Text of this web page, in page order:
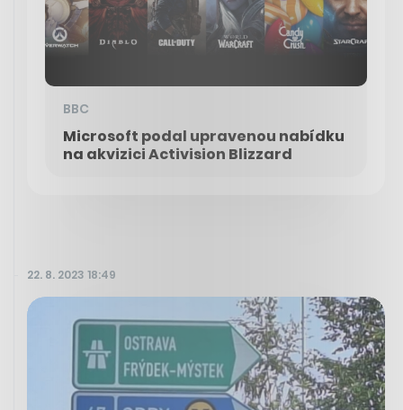
BBC
Microsoft podal upravenou nabídku
na akvizici Activision Blizzard
22. 8. 2023 18:49